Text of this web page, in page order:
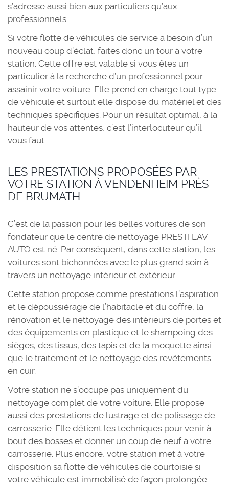
s’adresse aussi bien aux particuliers qu’aux
professionnels.
Si votre flotte de véhicules de service a besoin d’un
nouveau coup d’éclat, faites donc un tour à votre
station. Cette offre est valable si vous êtes un
particulier à la recherche d’un professionnel pour
assainir votre voiture. Elle prend en charge tout type
de véhicule et surtout elle dispose du matériel et des
techniques spécifiques. Pour un résultat optimal, à la
hauteur de vos attentes, c’est l’interlocuteur qu’il
vous faut.
LES PRESTATIONS PROPOSÉES PAR
VOTRE STATION À VENDENHEIM PRÈS
DE BRUMATH
C’est de la passion pour les belles voitures de son
fondateur que le centre de nettoyage PRESTI LAV
AUTO est né. Par conséquent, dans cette station, les
voitures sont bichonnées avec le plus grand soin à
travers un nettoyage intérieur et extérieur.
Cette station propose comme prestations l’aspiration
et le dépoussiérage de l’habitacle et du coffre, la
rénovation et le nettoyage des intérieurs de portes et
des équipements en plastique et le shampoing des
sièges, des tissus, des tapis et de la moquette ainsi
que le traitement et le nettoyage des revêtements
en cuir.
Votre station ne s’occupe pas uniquement du
nettoyage complet de votre voiture. Elle propose
aussi des prestations de lustrage et de polissage de
carrosserie. Elle détient les techniques pour venir à
bout des bosses et donner un coup de neuf à votre
carrosserie. Plus encore, votre station met à votre
disposition sa flotte de véhicules de courtoisie si
votre véhicule est immobilisé de façon prolongée.